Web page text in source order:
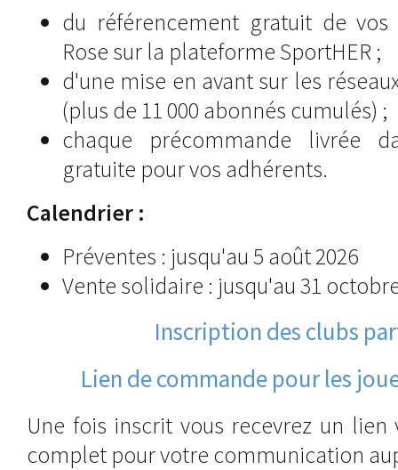
du référencement gratuit de vos
Rose sur la plateforme SportHER ;
d'une mise en avant sur les
(plus de 11 000 abonnés cumulés) ;
chaque précommande livrée
gratuite pour vos adhérents.
Calendrier :
Préventes : jusqu'au 5 août 2026
Vente solidaire : jusqu'au 31
Inscription des clubs
Lien de commande pour les
Une fois inscrit vous recevrez un
complet pour votre communication